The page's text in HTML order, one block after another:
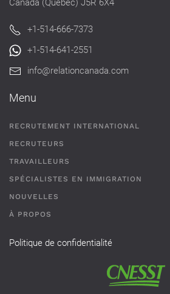
Canada (Québec) J5R 6X4
+1-514-666-7373
+1-514-641-2551
info@relationcanada.com
Menu
RECRUTEMENT INTERNATIONAL
RECRUTEURS
TRAVAILLEURS
SPÉCIALISTES EN IMMIGRATION
NOUVELLES
À PROPOS
Politique de confidentialité